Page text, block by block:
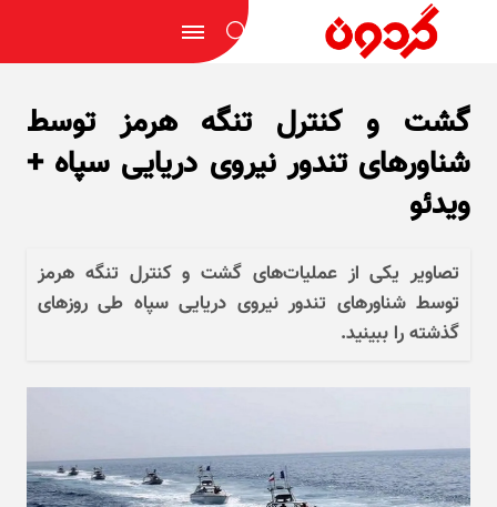
گشت و کنترل تنگه هرمز توسط
شناور‌های تندور نیروی دریایی سپاه +
ویدئو
تصاویر یکی از عملیات‌های گشت و کنترل تنگه هرمز
توسط شناور‌های تندور نیروی دریایی سپاه طی روز‌های
گذشته را ببینید.